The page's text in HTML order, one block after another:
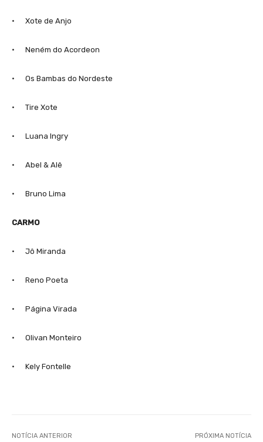
· Xote de Anjo
· Neném do Acordeon
· Os Bambas do Nordeste
· Tire Xote
· Luana Ingry
· Abel & Alê
· Bruno Lima
CARMO
· Jô Miranda
· Reno Poeta
· Página Virada
· Olivan Monteiro
· Kely Fontelle
NOTÍCIA ANTERIOR PRÓXIMA NOTÍCIA